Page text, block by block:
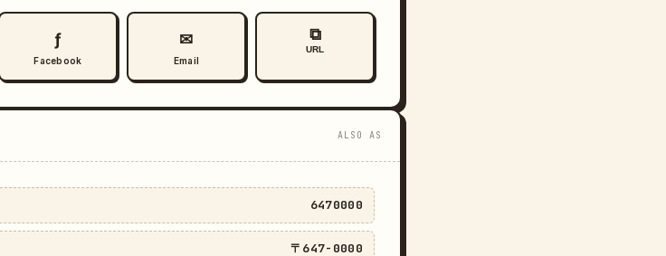
ƒ
Facebook
✉
Email
⧉
URL
ALSO AS
6470000
〒647-0000